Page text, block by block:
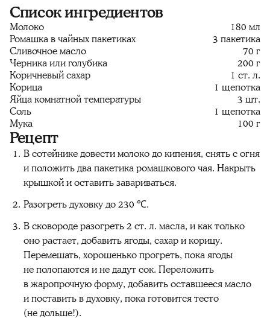
Список ингредиентов
Молоко
180 мл
Ромашка в чайных пакетиках
3 пакетика
Сливочное масло
70 г
Черника или голубика
200 г
Коричневый сахар
1 ст. л.
Корица
1 щепотка
Яйца комнатной температуры
3 шт.
Соль
1 щепотка
Мука
100 г
Рецепт
В сотейнике довести молоко до кипения, снять с огня
и положить два пакетика ромашкового чая. Накрыть
крышкой и оставить завариваться.
Разогреть духовку до 230 ℃.
В сковороде разогреть 2 ст. л. масла, и как только
оно растает, добавить ягоды, сахар и корицу.
Перемешать, хорошенько прогреть, пока ягоды
не полопаются и не дадут сок. Переложить
в жаропрочную форму, добавить оставшееся масло
и поставить в духовку, пока готовится тесто
(не дольше!).